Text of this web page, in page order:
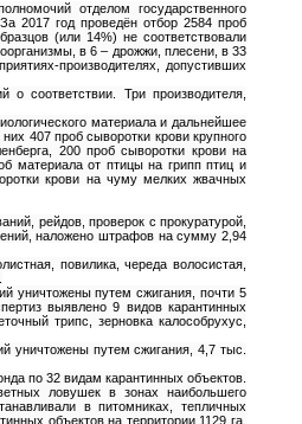
отделом государственного
2017 год проведён отбор 2584 проб
(или 14%) не соответствовали
в 6 – дрожжи, плесени, в 33
производителях, допустивших
соответствии. Три производителя,
материала и дальнейшее
407 проб сыворотки крови крупного
200 проб сыворотки крови на
материала от птицы на грипп птиц и
крови на чуму мелких жвачных
рейдов, проверок с прокуратурой,
наложено штрафов на сумму 2,94
повилика, череда волосистая,
уничтожены путем сжигания, почти 5
выявлено 9 видов карантинных
трипс, зерновка калособрухус,
уничтожены путем сжигания, 4,7 тыс.
по 32 видам карантинных объектов.
ловушек в зонах наибольшего
в питомниках, тепличных
объектов на территории 1129 га.